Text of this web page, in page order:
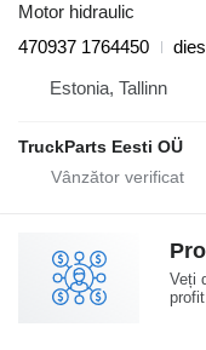
Motor hidraulic
470937 1764450
Estonia, Tallinn
TruckParts Eesti OÜ
Veți